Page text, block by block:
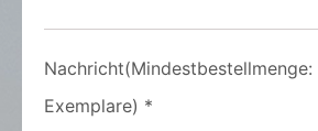
Nachricht(Mindestbestellmenge:
Exemplare) *